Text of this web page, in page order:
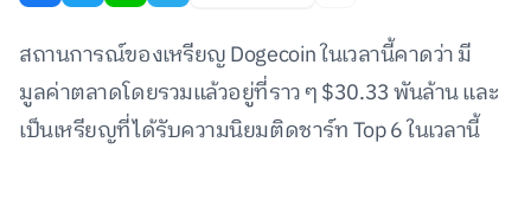
สถานการณ์ของเหรียญ Dogecoin ในเวลานี้คาดว่า มี
มูลค่าตลาดโดยรวมแล้วอยู่ที่ราว ๆ $30.33 พันล้าน และ
เป็นเหรียญที่ได้รับความนิยมติดชาร์ท Top 6 ในเวลานี้